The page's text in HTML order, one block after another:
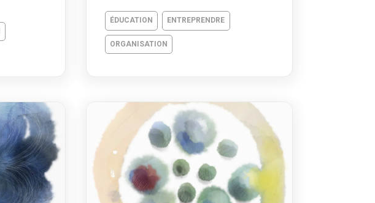
ÉDUCATION ENTREPRENDRE
ORGANISATION